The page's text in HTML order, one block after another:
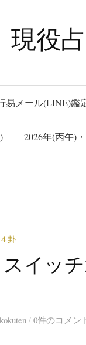
現役
易メール(LINE)鑑
2026年(丙午)
卦
イッ
/ 0件のコメン